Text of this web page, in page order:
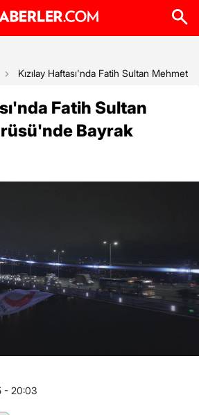
Kızılay Haftası'nda Fatih Sultan Mehmet
Fatih Sultan
Bayrak
- 20:03